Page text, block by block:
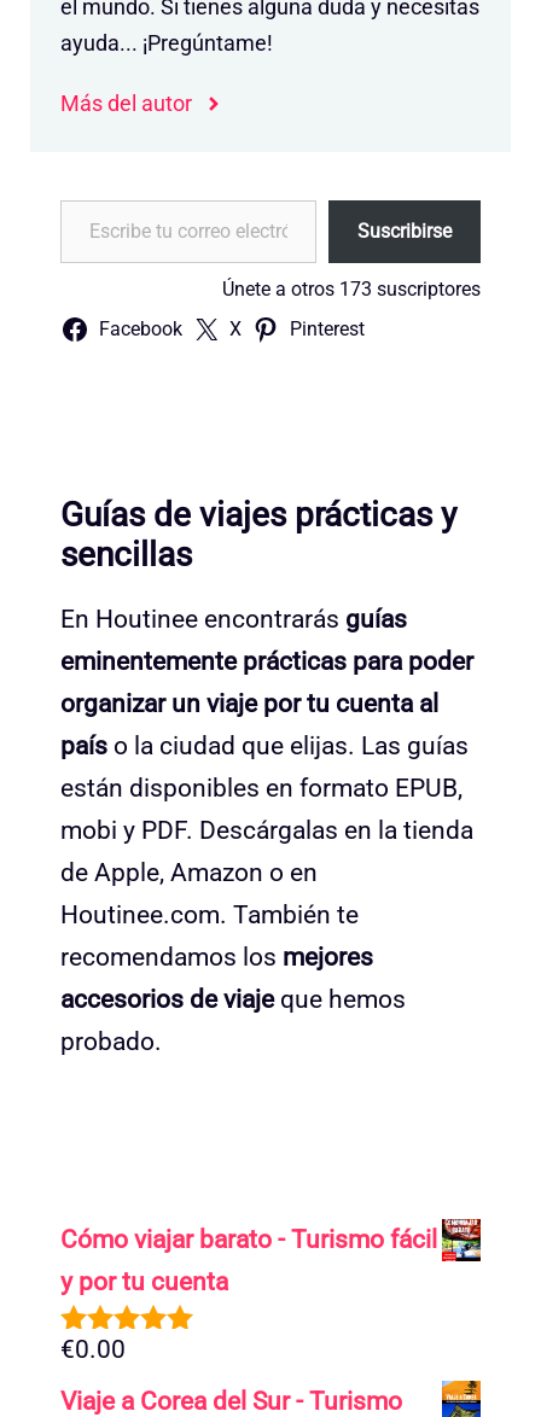
el mundo. Si tienes alguna duda y necesitas
ayuda... ¡Pregúntame!
Más del autor
Escribe tu correo electrónico…
Suscribirse
Únete a otros 173 suscriptores
Facebook X Pinterest
Guías de viajes prácticas y
sencillas
En Houtinee encontrarás guías
eminentemente prácticas para poder
organizar un viaje por tu cuenta al
país o la ciudad que elijas. Las guías
están disponibles en formato EPUB,
mobi y PDF. Descárgalas en la tienda
de Apple, Amazon o en
Houtinee.com. También te
recomendamos los mejores
accesorios de viajeque hemos
probado.
Cómo viajar barato - Turismo fácil
y por tu cuenta
5.00de 5
€0.00
Viaje a Corea del Sur - Turismo